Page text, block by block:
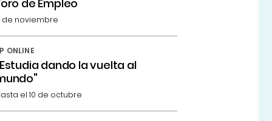
de Empleo
de noviembre
ONLINE
dando la vuelta al
el 10 de octubre